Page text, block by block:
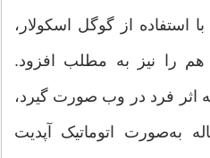
استفاده از گوگل اسکولار،
هم را نیز به مطلب افزود.
اثر فرد در وب صورت گیرد،
به‌صورت اتوماتیک آپدیت